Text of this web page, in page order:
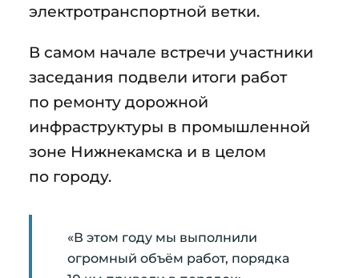
электротранспортной ветки.
В самом начале встречи участники
заседания подвели итоги работ
по ремонту дорожной
инфраструктуры в промышленной
зоне Нижнекамска и в целом
по городу.
«В этом году мы выполнили
огромный объём работ, порядка